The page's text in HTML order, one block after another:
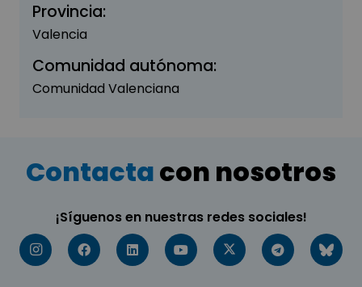
Provincia:
Valencia
Comunidad autónoma:
Comunidad Valenciana
Contactacon nosotros
¡Síguenos en nuestras redes sociales!